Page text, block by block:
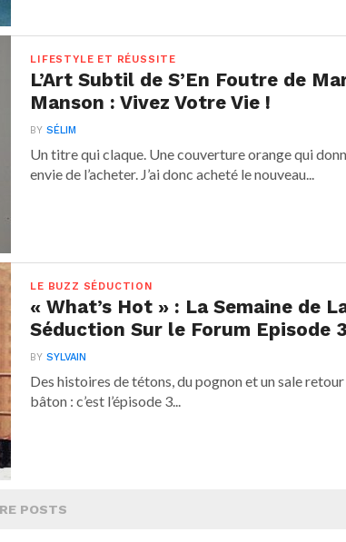
LIFESTYLE ET RÉUSSITE
L’Art Subtil de S’En Foutre de
Manson : Vivez Votre Vie !
BYSÉLIM
Un titre qui claque. Une couverture orange qui
envie de l’acheter. J’ai donc acheté le nouveau...
LE BUZZ SÉDUCTION
« What’s Hot » : La Semaine de
Séduction Sur le Forum Episode 3
BYSYLVAIN
Des histoires de tétons, du pognon et un sale
bâton : c’est l’épisode 3...
POSTS